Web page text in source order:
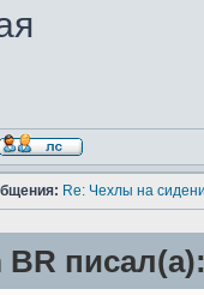
Re: Чехлы на
BR